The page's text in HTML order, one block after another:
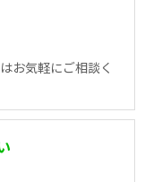
お気軽にご相談く